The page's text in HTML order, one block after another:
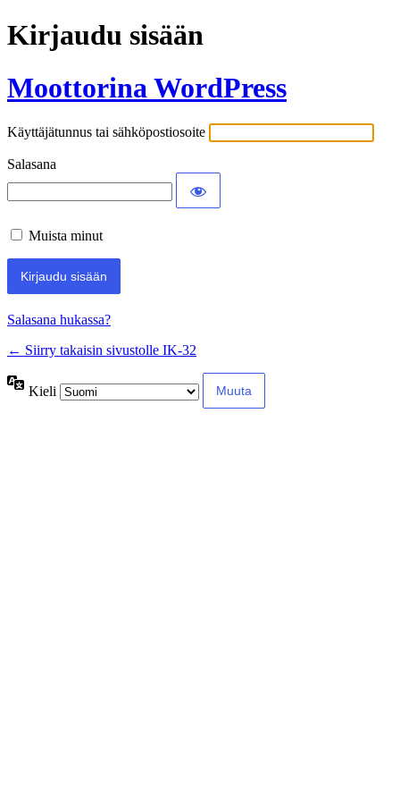
Kirjaudu sisään
Moottorina WordPress
Käyttäjätunnus tai sähköpostiosoite
Salasana
Muista minut
Salasana hukassa?
← Siirry takaisin sivustolle IK-32
Kieli